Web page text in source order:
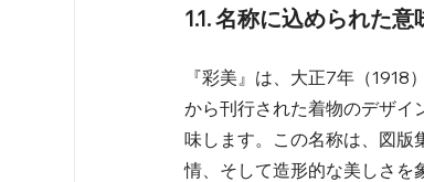
1.1. 名称に込められた
『彩美』は、大正7年（
から刊行された着物のデザイ
味します。この名称は、図版
情、そして造形的な美しさを